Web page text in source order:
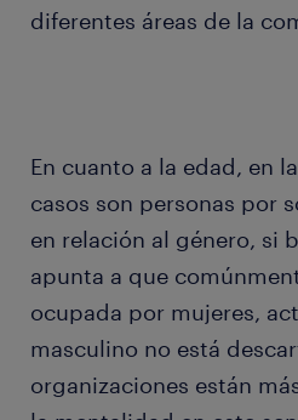
diferentes áreas de la
En cuanto a la edad, en
casos son personas por
en relación al género, si
apunta a que
ocupada por mujeres,
masculino no está
organizaciones están